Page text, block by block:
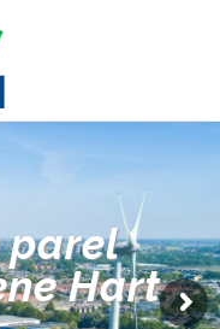
parel
Hart